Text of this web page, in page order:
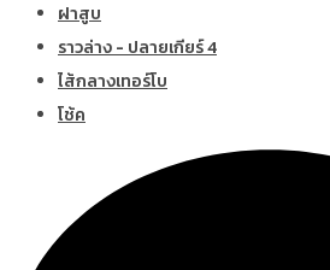
ฝาสูบ
ราวล่าง - ปลายเกียร์ 4
ไส้กลางเทอร์โบ
โช้ค